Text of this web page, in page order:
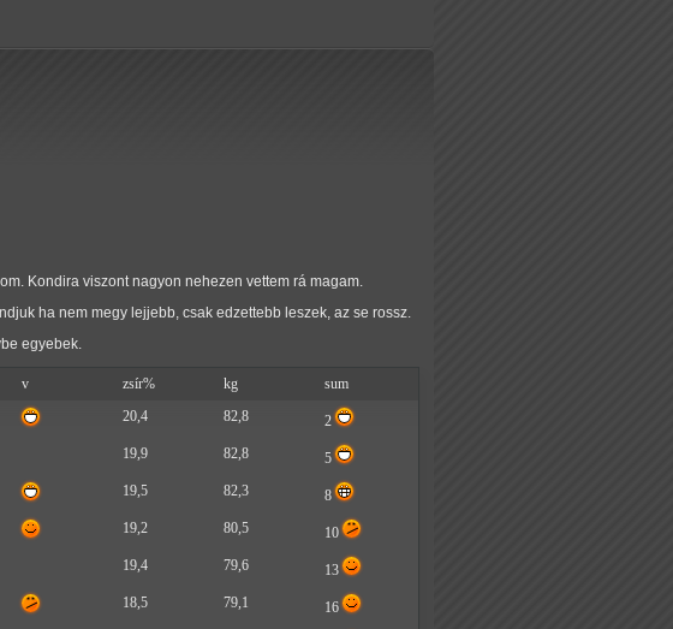
Kondira viszont nagyon nehezen vettem rá magam.
ha nem megy lejjebb, csak edzettebb leszek, az se rossz.
egyebek.
v zsír% kg
sum
20,4 82,8
2
19,9 82,8
5
19,5 82,3
8
19,2 80,5
10
19,4 79,6
13
18,5 79,1
16